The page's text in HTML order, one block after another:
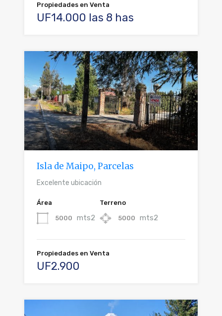
Propiedades en Venta
UF14.000 las 8 has
Isla de Maipo, Parcelas
Excelente ubicación
Área
5000 mts2
Terreno
5000 mts2
Propiedades en Venta
UF2.900